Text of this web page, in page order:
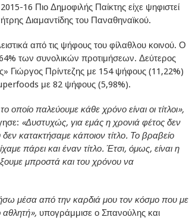
16 Πιο Δημοφιλής Παίκτης είχε ψηφιστεί
Διαμαντίδης του Παναθηναϊκού.
από τις ψήφους του φίλαθλου κοινού. Ο
των συνολικών προτιμήσεων. Δεύτερος
Γιώργος Πρίντεζης με 154 ψήφους (11,22%)
με 82 ψήφους (5,98%).
οποίο παλεύουμε κάθε χρόνο είναι οι τίτλοι»,
«Δυστυχώς, για εμάς η χρονιά φέτος δεν
κατακτήσαμε κάποιον τίτλο. Το βραβείο
πάρει και έναν τίτλο. Έτσι, όμως, είναι η
μπροστά και του χρόνου να
μέσα από την καρδιά μου τον κόσμο που με
αθλητή», υπογράμμισε ο Σπανούλης και